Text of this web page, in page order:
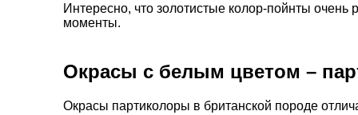
Интересно, что золотистые колор-пойнты
моменты.
Окрасы с белым цветом –
Окрасы партиколоры в британской породе